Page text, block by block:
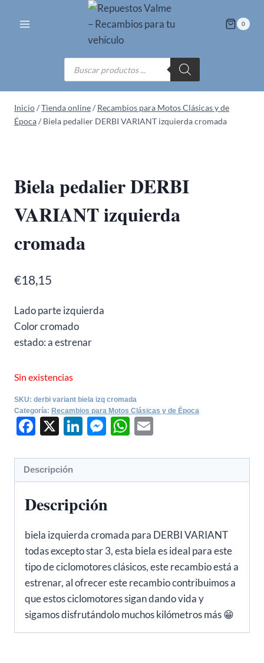
0
Búsqueda
de
productos
Inicio/Tienda online/ Recambios para Motos Clásicas y de
Época/ Biela pedalier DERBI VARIANT izquierda cromada
Biela pedalier DERBI
VARIANT izquierda
cromada
€18,15
Lado parte izquierda
Color cromado
estado: a estrenar
Sin existencias
SKU: derbi variant biela izq cromada
Categoría: Recambios para Motos Clásicas y de Época
Facebook
X LinkedIn
Messenger
WhatsApp
Descripción
Descripción
biela izquierda cromada para DERBI VARIANT
todas excepto star 3, esta biela es ideal para este
tipo de ciclomotores clásicos, este recambio está a
estrenar, al ofrecer este recambio contribuimos a
que estos ciclomotores sigan dando vida y
sigamos disfrutándolo muchos kilómetros más 😁